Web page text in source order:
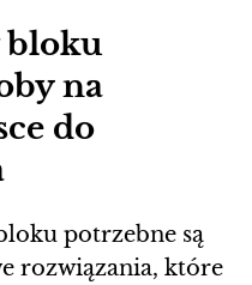
bloku
na
do
potrzebne są
rozwiązania, które